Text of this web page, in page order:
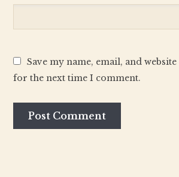
Save my name, email, and
for the next time I comment.